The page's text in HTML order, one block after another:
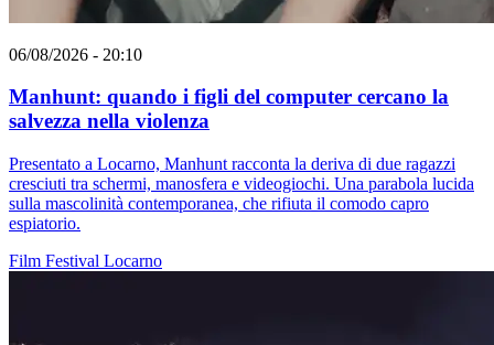
06/08/2026 - 20:10
Manhunt: quando i figli del computer cercano la
salvezza nella violenza
Presentato a Locarno, Manhunt racconta la deriva di due ragazzi
cresciuti tra schermi, manosfera e videogiochi. Una parabola lucida
sulla mascolinità contemporanea, che rifiuta il comodo capro
espiatorio.
Film Festival Locarno